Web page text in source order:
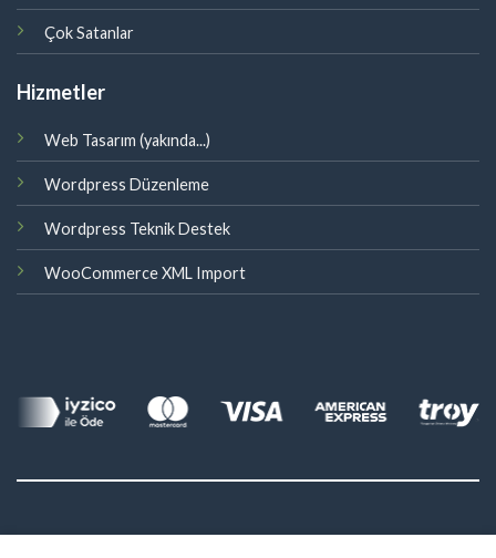
Çok Satanlar
Hizmetler
Web Tasarım (yakında...)
Wordpress Düzenleme
Wordpress Teknik Destek
WooCommerce XML Import
©